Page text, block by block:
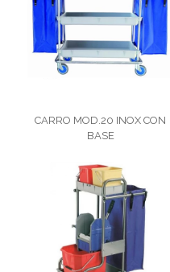
CARRO MOD.20 INOX CON
BASE